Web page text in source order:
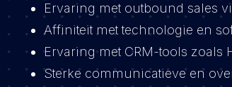
Ervaring met outbound sales
Affiniteit met technologie en
Ervaring met CRM-tools zoals
Sterke communicatieve en